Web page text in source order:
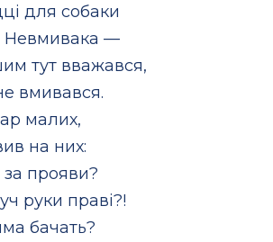
для собаки
Невмивака —
тут вважався,
вмивався.
малих,
на них:
прояви?
руки праві?!
бачать?